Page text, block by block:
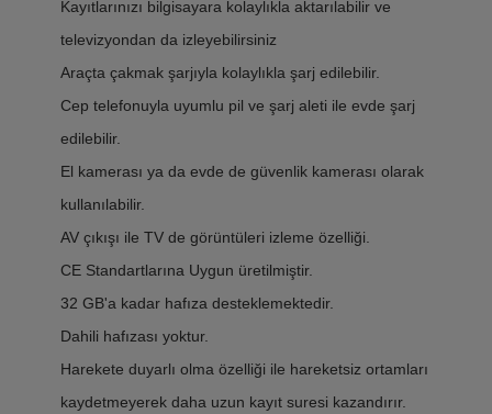
Kayıtlarınızı bilgisayara kolaylıkla aktarılabilir ve
televizyondan da izleyebilirsiniz
Araçta çakmak şarjıyla kolaylıkla şarj edilebilir.
Cep telefonuyla uyumlu pil ve şarj aleti ile evde şarj
edilebilir.
El kamerası ya da evde de güvenlik kamerası olarak
kullanılabilir.
AV çıkışı ile TV de görüntüleri izleme özelliği.
CE Standartlarına Uygun üretilmiştir.
32 GB'a kadar hafıza desteklemektedir.
Dahili hafızası yoktur.
Harekete duyarlı olma özelliği ile hareketsiz ortamları
kaydetmeyerek daha uzun kayıt suresi kazandırır.